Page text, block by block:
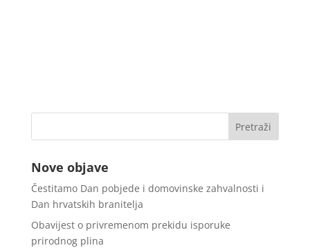
Nove objave
Čestitamo Dan pobjede i domovinske zahvalnosti i
Dan hrvatskih branitelja
Obavijest o privremenom prekidu isporuke
prirodnog plina